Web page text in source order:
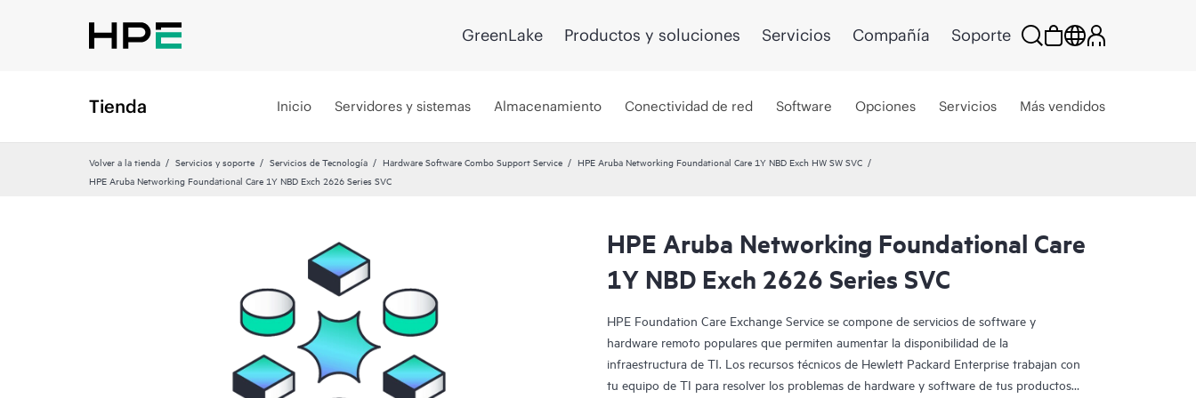
GreenLake Productos y soluciones Servicios Compañía Soporte
Tienda Inicio Servidores y sistemas Almacenamiento Conectividad de red Software Opciones Servicios Más vendidos
Volver a la tienda Servicios y soporte Servicios de Tecnología Hardware Software Combo Support Service
HPE Aruba Networking Foundational Care 1Y NBD Exch HW SW SVC
HPE Aruba Networking Foundational Care 1Y NBD Exch 2626 Series SVC
HPE Aruba Networking Foundational Care
1Y NBD Exch 2626 Series SVC
HPE Foundation Care Exchange Service se compone de servicios de software y
hardware remoto populares que permiten aumentar la disponibilidad de la
infraestructura de TI. Los recursos técnicos de Hewlett Packard Enterprise trabajan con
tu equipo de TI para resolver los problemas de hardware y software de tus productos